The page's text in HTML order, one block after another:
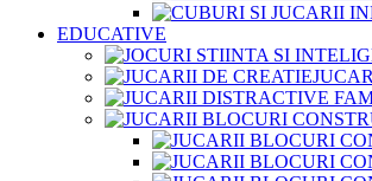
EDUCATIVE